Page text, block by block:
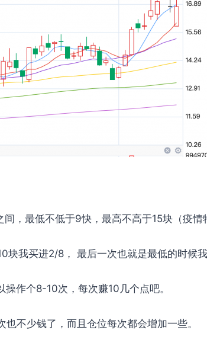
，最低不低于9快，最高不高于15块（疫情
块我买进2/8， 最后一次也就是最低的时候
作个8-10次，每次赚10几个点吧。
不少钱了，而且仓位每次都会增加一些。